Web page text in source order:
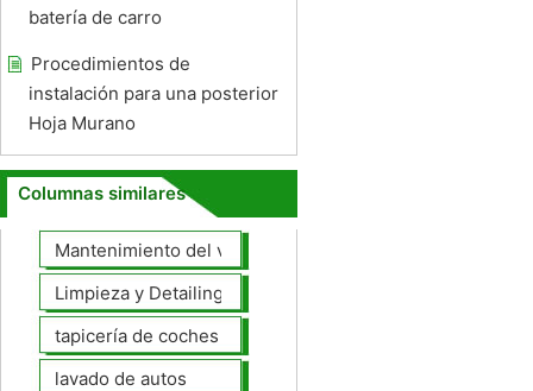
batería de carro
Procedimientos de
instalación para una posterior
Hoja Murano
Columnas similares
Mantenimiento del vehículo
Limpieza y Detailing
tapicería de coches
lavado de autos